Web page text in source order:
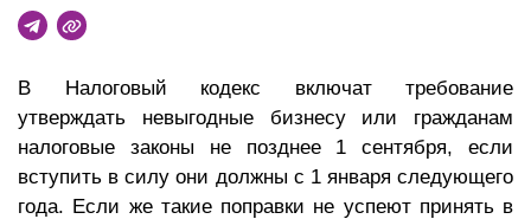
В Налоговый кодекс включат требование
утверждать невыгодные бизнесу или гражданам
налоговые законы не позднее 1 сентября, если
вступить в силу они должны с 1 января следующего
года. Если же такие поправки не успеют принять в